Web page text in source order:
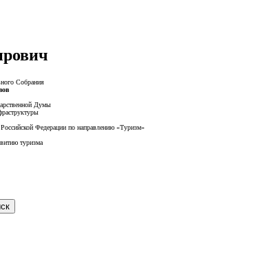
Собрания
Думы
Федерации по направлению «Туризм»
туризма